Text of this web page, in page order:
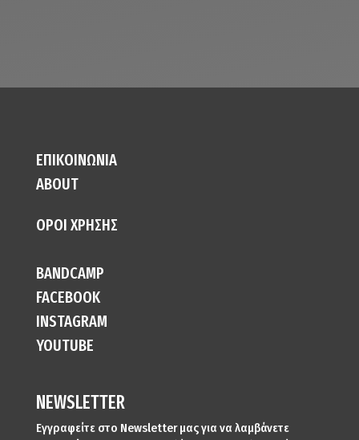
ΕΠΙΚΟΙΝΩΝΙΑ
ABOUT
ΟΡΟΙ ΧΡΗΣΗΣ
BANDCAMP
FACEBOOK
INSTAGRAM
YOUTUBE
NEWSLETTER
Εγγραφείτε στο Newsletter μας για να λαμβάνετε